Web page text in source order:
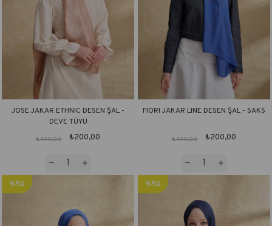
JOSE JAKAR ETHNIC DESEN ŞAL -
DEVE TÜYÜ
₺200,00
₺400,00
FIORI JAKAR LINE DESEN ŞAL - SAKS
₺200,00
₺400,00
%50
%50